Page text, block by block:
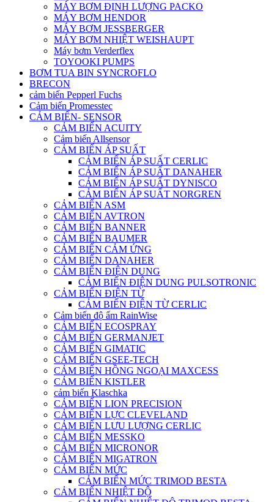
MÁY BƠM ĐỊNH LƯỢNG PACKO
MÁY BƠM HENDOR
MÁY BƠM JESSBERGER
MÁY BƠM NHIỆT WEISHAUPT
Máy bơm Verderflex
TOYOOKI PUMPS
BƠM TUA BIN SYNCROFLO
BRECON
cảm biến Pepperl Fuchs
Cảm biến Promesstec
CẢM BIẾN- SENSOR
CẢM BIẾN ACUITY
Cảm biến Allsensor
CẢM BIẾN ÁP SUẤT
CẢM BIẾN ÁP SUẤT CERLIC
CẢM BIẾN ÁP SUẤT DANAHER
CẢM BIẾN ÁP SUẤT DYNISCO
CẢM BIẾN ÁP SUẤT NORGREN
CẢM BIẾN ASM
CẢM BIẾN AVTRON
CẢM BIẾN BANNER
CẢM BIẾN BAUMER
CẢM BIẾN CẢM ỨNG
CẢM BIẾN DANAHER
CẢM BIẾN ĐIỆN DUNG
CẢM BIẾN ĐIỆN DUNG PULSOTRONIC
CẢM BIẾN ĐIỆN TỪ
CẢM BIẾN ĐIỆN TỪ CERLIC
Cảm biến độ ẩm RainWise
CẢM BIẾN ECOSPRAY
CẢM BIẾN GERMANJET
CẢM BIẾN GIMATIC
CẢM BIẾN GSEE-TECH
CẢM BIẾN HỒNG NGOẠI MAXCESS
CẢM BIẾN KISTLER
cảm biến Klaschka
CẢM BIẾN LION PRECISION
CẢM BIẾN LỰC CLEVELAND
CẢM BIẾN LƯU LƯỢNG CERLIC
CẢM BIẾN MESSKO
CẢM BIẾN MICRONOR
CẢM BIẾN MIGATRON
CẢM BIẾN MỨC
CẢM BIẾN MỨC TRIMOD BESTA
CẢM BIẾN NHIỆT ĐỘ